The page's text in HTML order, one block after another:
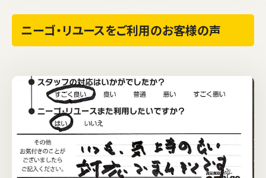
ニーゴ・リユースをご利用のお客様の声